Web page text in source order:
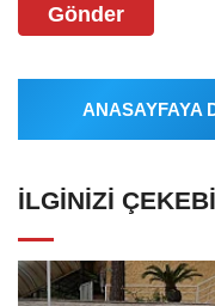
Gönder
ANASAYFAYA
İLGINIZI